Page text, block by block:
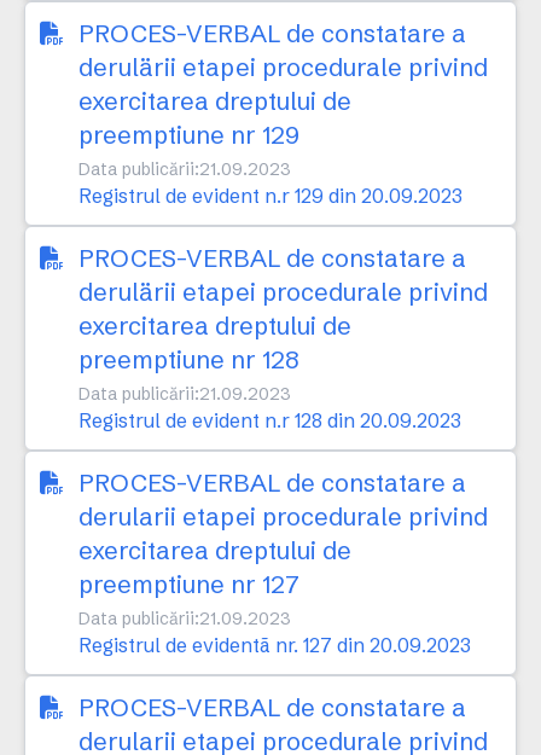
PROCES-VERBAL de constatare a
derulärii etapei procedurale privind
exercitarea dreptului de
preemptiune nr 129
Data publicării:21.09.2023
Registrul de evident n.r 129 din 20.09.2023
PROCES-VERBAL de constatare a
derulärii etapei procedurale privind
exercitarea dreptului de
preemptiune nr 128
Data publicării:21.09.2023
Registrul de evident n.r 128 din 20.09.2023
PROCES-VERBAL de constatare a
derularii etapei procedurale privind
exercitarea dreptului de
preemptiune nr 127
Data publicării:21.09.2023
Registrul de evidentã nr. 127 din 20.09.2023
PROCES-VERBAL de constatare a
derularii etapei procedurale privind